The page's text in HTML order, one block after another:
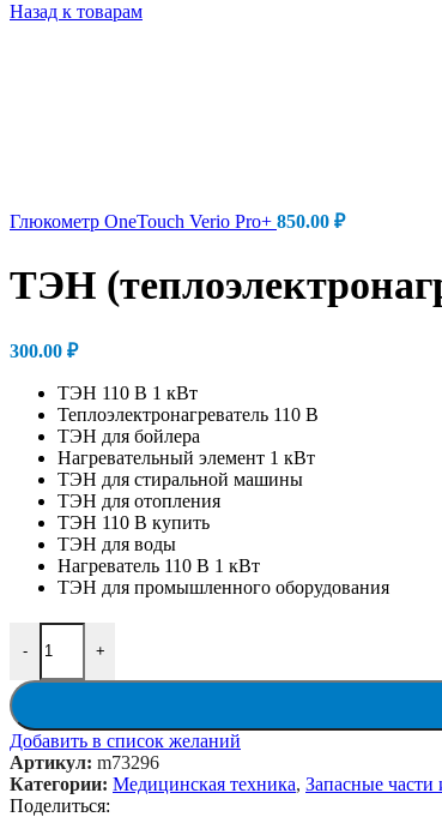
Назад к товарам
Глюкометр OneTouch Verio Pro+ 850.00 ₽
ТЭН
300.00 ₽
ТЭН 110 В 1 кВт
Теплоэлектронагреватель 110 В
ТЭН для бойлера
Нагревательный элемент 1 кВт
ТЭН для стиральной машины
ТЭН для отопления
ТЭН 110 В купить
ТЭН для воды
Нагреватель 110 В 1 кВт
ТЭН для промышленного оборудования
-
Количество товара ТЭН (теплоэлектронагреватель)
+
Добавить в список желаний
Артикул: m73296
Категории: Медицинская техника, Запасные
Поделиться: